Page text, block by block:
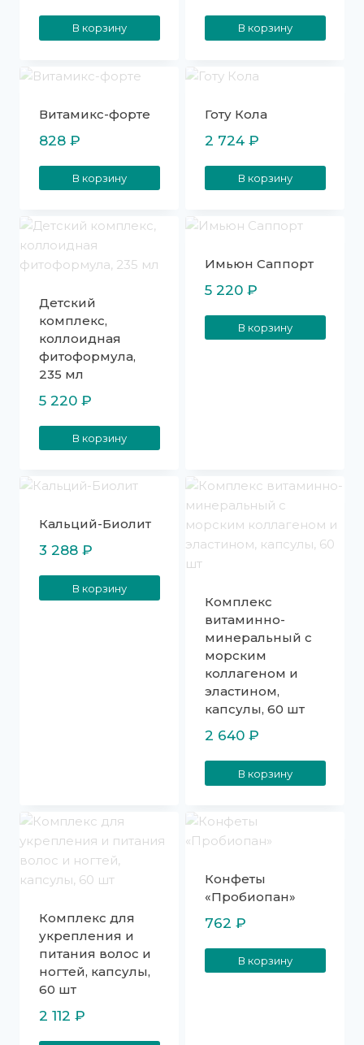
В корзину В корзину
Витамикс-форте
828 ₽
В корзину
Готу Кола
2 724 ₽
В корзину
Детский
комплекс,
коллоидная
фитоформула,
235 мл
5 220 ₽
В корзину
Имьюн Саппорт
5 220 ₽
В корзину
Кальций-Биолит
3 288 ₽
В корзину
Комплекс
витаминно-
минеральный с
морским
коллагеном и
эластином,
капсулы, 60 шт
2 640 ₽
В корзину
Комплекс для
укрепления и
питания волос и
ногтей, капсулы,
60 шт
2 112 ₽
Конфеты
«Пробиопан»
762 ₽
В корзину